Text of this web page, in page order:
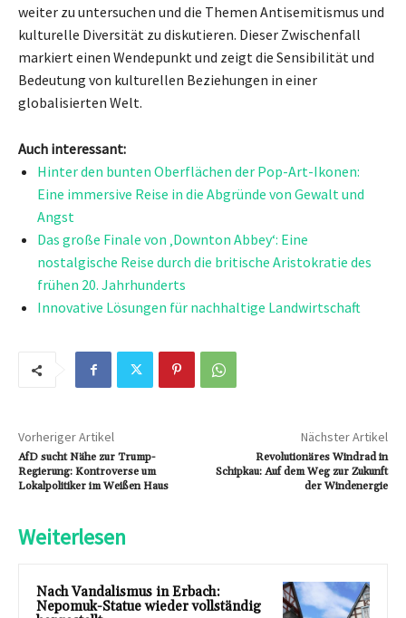
weiter zu untersuchen und die Themen Antisemitismus und
kulturelle Diversität zu diskutieren. Dieser Zwischenfall
markiert einen Wendepunkt und zeigt die Sensibilität und
Bedeutung von kulturellen Beziehungen in einer
globalisierten Welt.
Auch interessant:
Hinter den bunten Oberflächen der Pop-Art-Ikonen:
Eine immersive Reise in die Abgründe von Gewalt und
Angst
Das große Finale von ‚Downton Abbey‘: Eine
nostalgische Reise durch die britische Aristokratie des
frühen 20. Jahrhunderts
Innovative Lösungen für nachhaltige Landwirtschaft
Vorheriger Artikel
AfD sucht Nähe zur Trump-
Regierung: Kontroverse um
Lokalpolitiker im Weißen Haus
Nächster Artikel
Revolutionäres Windrad in
Schipkau: Auf dem Weg zur Zukunft
der Windenergie
Weiterlesen
Nach Vandalismus in Erbach:
Nepomuk-Statue wieder vollständig